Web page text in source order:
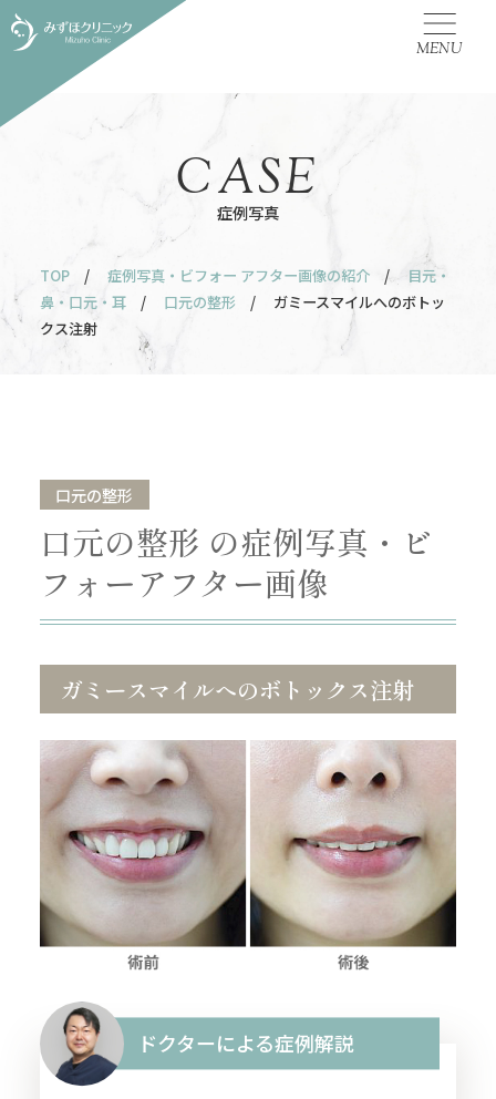
MENU
症例写真
CASE
TOP / 症例写真・ビフォー アフター画像の紹介 /
目元・
鼻・口元・耳
/ 口元の整形
/ ガミースマイルへのボトッ
クス注射
口元の整形
口元の整形 の症例写真・ビ
フォーアフター画像
ガミースマイルへのボトックス注射
ドクターによる症例解説